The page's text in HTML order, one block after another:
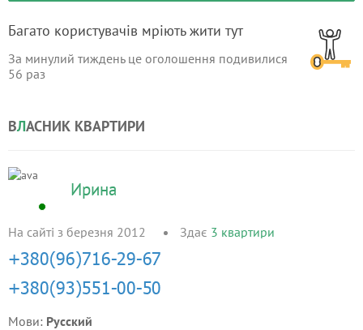
Багато користувачів мріють жити тут
За минулий тиждень це оголошення подивилися
56 раз
ВЛАСНИК КВАРТИРИ
Ирина
На сайті з березня 2012 Здає 3 квартири
Мови: Русский